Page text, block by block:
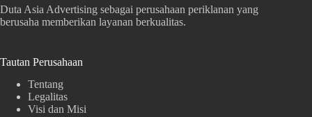
Duta Asia Advertising sebagai perusahaan periklanan yang
berusaha memberikan layanan berkualitas.
Tautan Perusahaan
Tentang
Legalitas
Visi dan Misi